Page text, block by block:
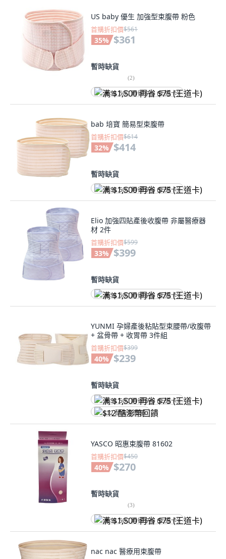
US baby 優生 加強型束腹帶 粉色
首購折扣價$561
35% $361
暫時缺貨
(2)
满 $1,500 再省 $75 (王道卡)
bab 培寶 簡易型束腹帶
首購折扣價$614
32% $414
暫時缺貨
满 $1,500 再省 $75 (王道卡)
Elio 加強四貼產後收腹帶 非屬醫療器
材 2件
首購折扣價$599
33% $399
暫時缺貨
满 $1,500 再省 $75 (王道卡)
YUNMI 孕婦產後粘貼型束腰帶/收腹帶
+ 盆骨帶 + 收胃帶 3件組
首購折扣價$399
40% $239
暫時缺貨
满 $1,500 再省 $75 (王道卡)
$12 酷澎幣回饋
YASCO 昭惠束腹帶 81602
首購折扣價$450
40% $270
暫時缺貨
(3)
满 $1,500 再省 $75 (王道卡)
nac nac 醫療用束腹帶